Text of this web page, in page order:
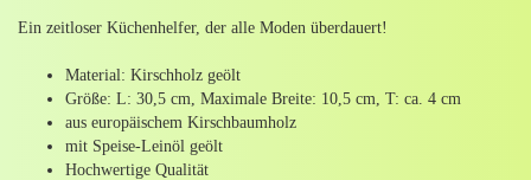
Ein zeitloser Küchenhelfer, der alle Moden überdauert!
Material: Kirschholz geölt
Größe: L: 30,5 cm, Maximale Breite: 10,5 cm, T: ca. 4 cm
aus europäischem Kirschbaumholz
mit Speise-Leinöl geölt
Hochwertige Qualität